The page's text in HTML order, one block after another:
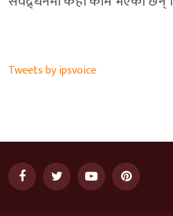
Tweets by ipsvoice